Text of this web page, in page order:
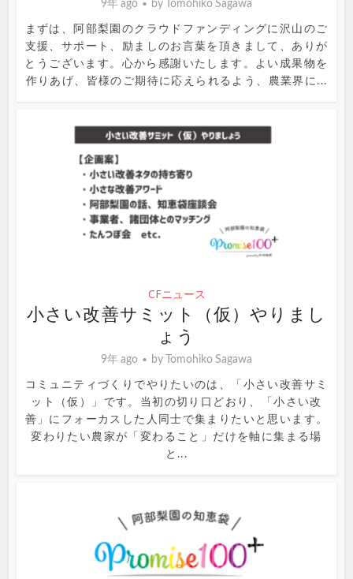
9年 ago by Tomohiko Sagawa
まずは、阿部梨園のクラウドファンディングに沢山のご
支援、サポート、励ましのお言葉を頂きまして、ありが
とうございます。心から感謝いたします。よい成果物を
作りあげ、皆様のご期待に応えられるよう、農業界に...
CFニュース
小さい改善サミット（仮）やりまし
ょう
9年 ago by Tomohiko Sagawa
コミュニティづくりでやりたいのは、「小さい改善サミ
ット（仮）」です。当初の切り口どおり、「小さい改
善」にフォーカスした人同士で集まりたいと思います。
変わりたい農家が「変わること」だけを軸に集まる場
と...